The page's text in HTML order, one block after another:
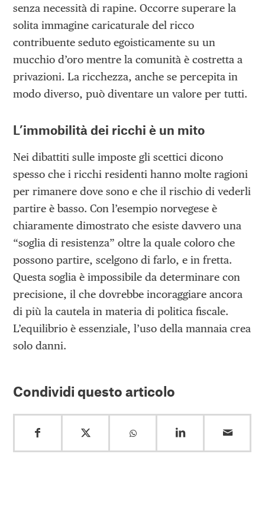
senza necessità di rapine. Occorre superare la
solita immagine caricaturale del ricco
contribuente seduto egoisticamente su un
mucchio d’oro mentre la comunità è costretta a
privazioni. La ricchezza, anche se percepita in
modo diverso, può diventare un valore per tutti.
L’immobilità dei ricchi è un mito
Nei dibattiti sulle imposte gli scettici dicono
spesso che i ricchi residenti hanno molte ragioni
per rimanere dove sono e che il rischio di vederli
partire è basso. Con l’esempio norvegese è
chiaramente dimostrato che esiste davvero una
“soglia di resistenza” oltre la quale coloro che
possono partire, scelgono di farlo, e in fretta.
Questa soglia è impossibile da determinare con
precisione, il che dovrebbe incoraggiare ancora
di più la cautela in materia di politica fiscale.
L’equilibrio è essenziale, l’uso della mannaia crea
solo danni.
Condividi questo articolo